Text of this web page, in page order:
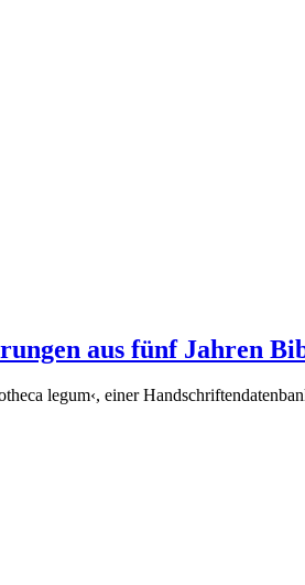
aus fünf Jahren
legum‹, einer